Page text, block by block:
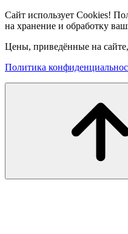
Сайт использует Cookies!
на хранение и обработку
Цены, приведённые на
Политика